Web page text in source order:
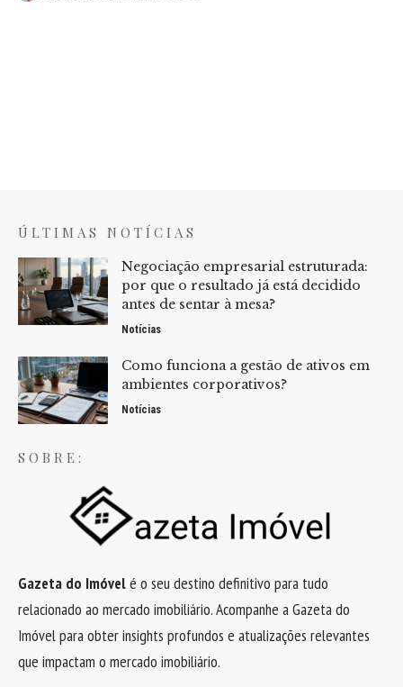
ÚLTIMAS NOTÍCIAS
Negociação empresarial estruturada:
por que o resultado já está decidido
antes de sentar à mesa?
Notícias
Como funciona a gestão de ativos em
ambientes corporativos?
Notícias
SOBRE:
Gazeta do Imóvelé o seu destino definitivo para tudo
relacionado ao mercado imobiliário. Acompanhe a Gazeta do
Imóvel para obter insights profundos e atualizações relevantes
que impactam o mercado imobiliário.